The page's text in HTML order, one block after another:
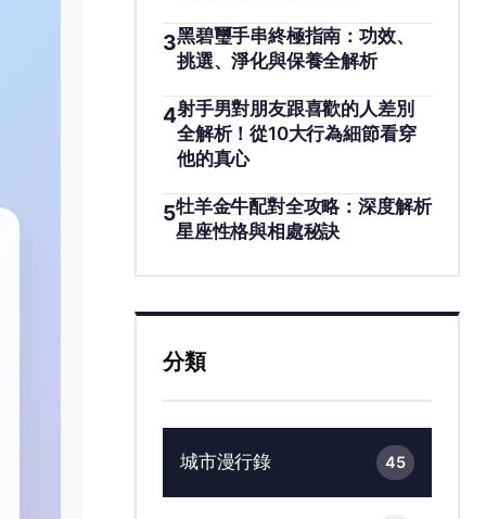
3黑碧璽手串終極指南：功效、
挑選、淨化與保養全解析
4射手男對朋友跟喜歡的人差別
全解析！從10大行為細節看穿
他的真心
5牡羊金牛配對全攻略：深度解析
星座性格與相處秘訣
分類
城市漫行錄 45